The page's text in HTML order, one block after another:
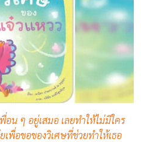
น ๆ อยู่เสมอ เลยทำให้ไม่มีใคร
พื่อขอของวิเศษที่ช่วยทำให้เธอ